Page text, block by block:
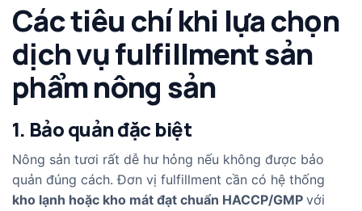
Các tiêu chí khi lựa chọn
dịch vụ fulfillment sản
phẩm nông sản
1. Bảo quản đặc biệt
Nông sản tươi rất dễ hư hỏng nếu không được bảo
quản đúng cách. Đơn vị fulfillment cần có hệ thống
kho lạnh hoặc kho mát đạt chuẩn HACCP/GMP với